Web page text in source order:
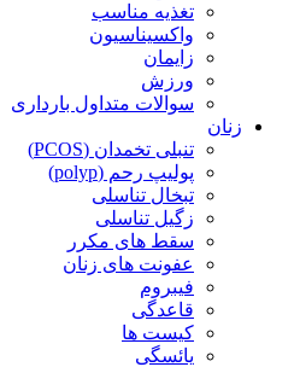
تغذیه مناسب
واکسیناسیون
زایمان
ورزش
سوالات متداول بارداری
زنان
تنبلی تخمدان (PCOS)
پولیپ رحم (polyp)
تبخال تناسلی
زگیل تناسلی
سقط های مکرر
عفونت های زنان
فیبروم
قاعدگی
کیست ها
یائسگی